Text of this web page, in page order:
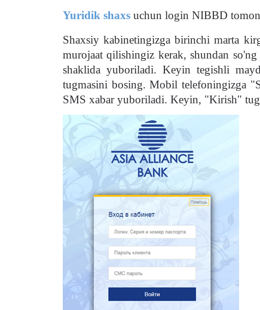
Yuridik shaxs uchun login NIBBD
Shaxsiy kabinetingizga birinchi marta
murojaat qilishingiz kerak, shundan
shaklida yuboriladi. Keyin tegishli
tugmasini bosing. Mobil telefoningizga
SMS xabar yuboriladi. Keyin, "Kirish"